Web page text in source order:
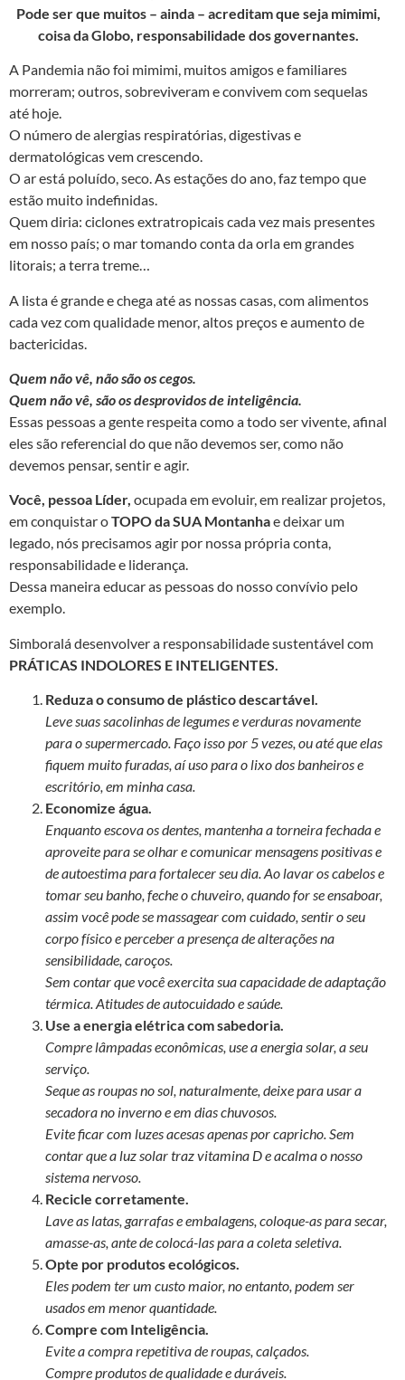
Pode ser que muitos – ainda – acreditam que seja mimimi,
coisa da Globo, responsabilidade dos governantes.
A Pandemia não foi mimimi, muitos amigos e familiares
morreram; outros, sobreviveram e convivem com sequelas
até hoje.
O número de alergias respiratórias, digestivas e
dermatológicas vem crescendo.
O ar está poluído, seco. As estações do ano, faz tempo que
estão muito indefinidas.
Quem diria: ciclones extratropicais cada vez mais presentes
em nosso país; o mar tomando conta da orla em grandes
litorais; a terra treme…
A lista é grande e chega até as nossas casas, com alimentos
cada vez com qualidade menor, altos preços e aumento de
bactericidas.
Quem não vê, não são os cegos.
Quem não vê, são os desprovidos de inteligência.
Essas pessoas a gente respeita como a todo ser vivente, afinal
eles são referencial do que não devemos ser, como não
devemos pensar, sentir e agir.
Você, pessoa Líder, ocupada em evoluir, em realizar projetos,
em conquistar oTOPO da SUA Montanhae deixar um
legado, nós precisamos agir por nossa própria conta,
responsabilidade e liderança.
Dessa maneira educar as pessoas do nosso convívio pelo
exemplo.
Simboralá desenvolver a responsabilidade sustentável com
PRÁTICAS INDOLORES E INTELIGENTES.
Reduza o consumo de plástico descartável.
Leve suas sacolinhas de legumes e verduras novamente
para o supermercado. Faço isso por 5 vezes, ou até que elas
fiquem muito furadas, aí uso para o lixo dos banheiros e
escritório, em minha casa.
Economize água.
Enquanto escova os dentes, mantenha a torneira fechada e
aproveite para se olhar e comunicar mensagens positivas e
de autoestima para fortalecer seu dia. Ao lavar os cabelos e
tomar seu banho, feche o chuveiro, quando for se ensaboar,
assim você pode se massagear com cuidado, sentir o seu
corpo físico e perceber a presença de alterações na
sensibilidade, caroços.
Sem contar que você exercita sua capacidade de adaptação
térmica. Atitudes de autocuidado e saúde.
Use a energia elétrica com sabedoria.
Compre lâmpadas econômicas, use a energia solar, a seu
serviço.
Seque as roupas no sol, naturalmente, deixe para usar a
secadora no inverno e em dias chuvosos.
Evite ficar com luzes acesas apenas por capricho. Sem
contar que a luz solar traz vitamina D e acalma o nosso
sistema nervoso.
Recicle corretamente.
Lave as latas, garrafas e embalagens, coloque-as para secar,
amasse-as, ante de colocá-las para a coleta seletiva.
Opte por produtos ecológicos.
Eles podem ter um custo maior, no entanto, podem ser
usados em menor quantidade.
Compre com Inteligência.
Evite a compra repetitiva de roupas, calçados.
Compre produtos de qualidade e duráveis.